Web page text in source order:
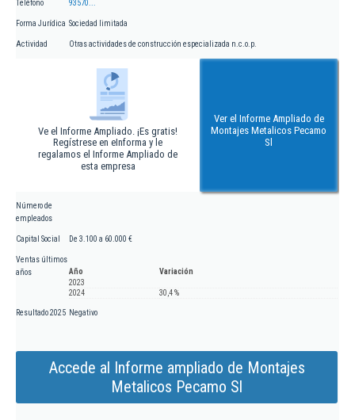
Teléfono 93570...
Forma Jurídica Sociedad limitada
Actividad Otras actividades de construcción especializada n.c.o.p.
Ve el Informe Ampliado. ¡Es gratis!
Regístrese en eInforma y le
regalamos el Informe Ampliado de
esta empresa
Ver el Informe Ampliado de
Montajes Metalicos Pecamo
Sl
Número de
empleados
Capital Social De 3.100 a 60.000 €
Ventas últimos
años
Año
Variación
2023
2024
30,4 %
Resultado 2025 Negativo
Accede al Informe ampliado de Montajes
Metalicos Pecamo Sl